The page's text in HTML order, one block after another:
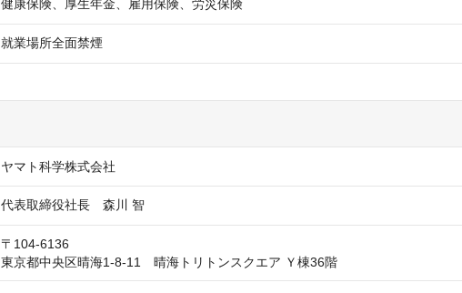
健康保険、厚生年金、雇用保険、労災保険
就業場所全面禁煙
ヤマト科学株式会社
代表取締役社長　森川 智
〒104-6136
東京都中央区晴海1-8-11　晴海トリトンスクエア Ｙ棟36階